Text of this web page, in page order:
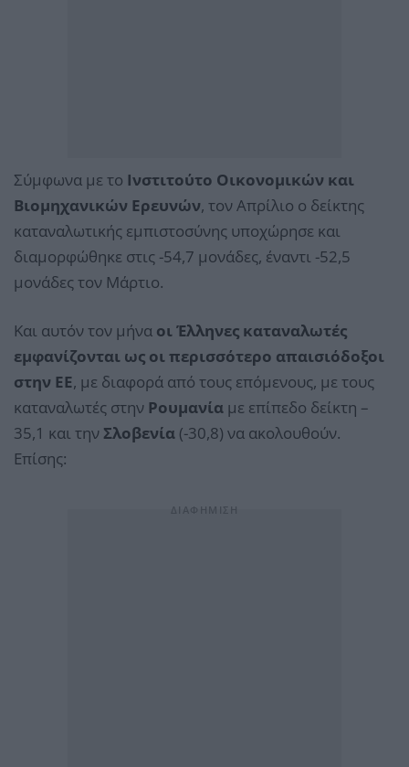
Σύμφωνα με το Ινστιτούτο Οικονομικών και
Βιομηχανικών Ερευνών, τον Απρίλιο ο δείκτης
καταναλωτικής εμπιστοσύνης υποχώρησε και
διαμορφώθηκε στις -54,7 μονάδες, έναντι -52,5
μονάδες τον Μάρτιο.
Και αυτόν τον μήνα οι Έλληνες καταναλωτές
εμφανίζονται ως οι περισσότερο απαισιόδοξοι
στην ΕΕ, με διαφορά από τους επόμενους, με τους
καταναλωτές στην Ρουμανία με επίπεδο δείκτη –
35,1 και την Σλοβενία (-30,8) να ακολουθούν.
Επίσης: